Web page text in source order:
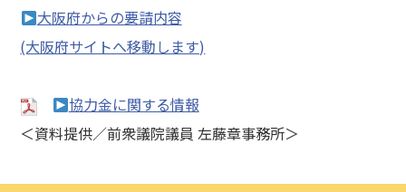
大阪府からの要請内容
(大阪府サイトへ移動します)
協力金に関する情報
＜資料提供／前衆議院議員 左藤章事務所＞